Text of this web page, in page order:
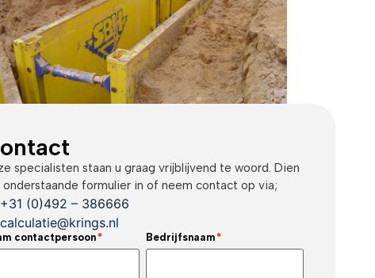
specialisten staan u graag vrijblijvend te woord. Dien
onderstaande formulier in of neem contact op via;
+31 (0)492 – 386666
calculatie@krings.nl
contactpersoon* Bedrijfsnaam*